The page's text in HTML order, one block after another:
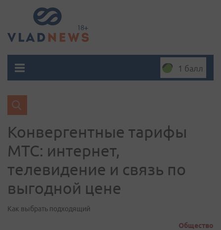
1 балл
Конвергентные тарифы
МТС: интернет,
телевидение и связь по
выгодной цене
Как выбрать подходящий
Общество